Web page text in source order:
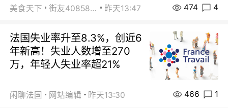
美食天下 街友40858442 昨天13:47 474 4
法国失业率升至8.3%，创近6
年新高！失业人数增至270
万，年轻人失业率超21%
闲聊法国 网站编辑 昨天13:30 466 1